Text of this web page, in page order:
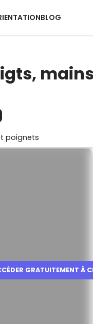
BLOG
poignets
GRATUITEMENT À